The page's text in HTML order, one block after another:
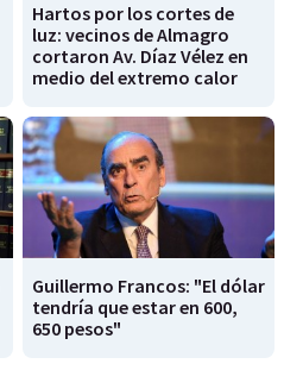
Hartos por los cortes de
luz: vecinos de Almagro
cortaron Av. Díaz Vélez en
medio del extremo calor
Guillermo Francos: "El dólar
tendría que estar en 600,
650 pesos"